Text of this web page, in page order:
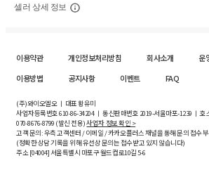
셀러 상세 정보
이용약관 개인정보처리방침 회사소개
운
이용방법
공지사항 이벤트 FAQ
(주)와이오엘오 ㅣ 대표 황유미
사업자등록번호610-86-34204ㅣ 통신판매번호 2019-서울마포-1239 ㅣ
070-8676-8799 (발신 전용)사업자 정보 확인 >
고객 문의: 우측 고객센터 / 이메일 / 카카오플러스 채널을 통해 문의 접수
(정확한 상담 기록을 위해 유선상 문의는 접수받고 있지 않습니다)
주소 [04004] 서울특별시 마포구 월드컵로10길5-6